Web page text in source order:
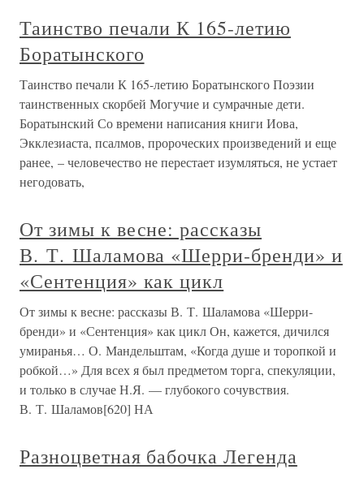
Таинство печали К 165-летию
Боратынского
Таинство печали К 165-летию Боратынского Поэзии
таинственных скорбей Могучие и сумрачные дети.
Боратынский Со времени написания книги Иова,
Экклезиаста, псалмов, пророческих произведений и еще
ранее, – человечество не перестает изумляться, не устает
негодовать,
От зимы к весне: рассказы
В. Т. Шаламова «Шерри-бренди» и
«Сентенция» как цикл
От зимы к весне: рассказы В. Т. Шаламова «Шерри-
бренди» и «Сентенция» как цикл Он, кажется, дичился
умиранья… О. Мандельштам, «Когда душе и торопкой и
робкой…» Для всех я был предметом торга, спекуляции,
и только в случае Н.Я. — глубокого сочувствия.
В. Т. Шаламов[620] НА
Разноцветная бабочка Легенда